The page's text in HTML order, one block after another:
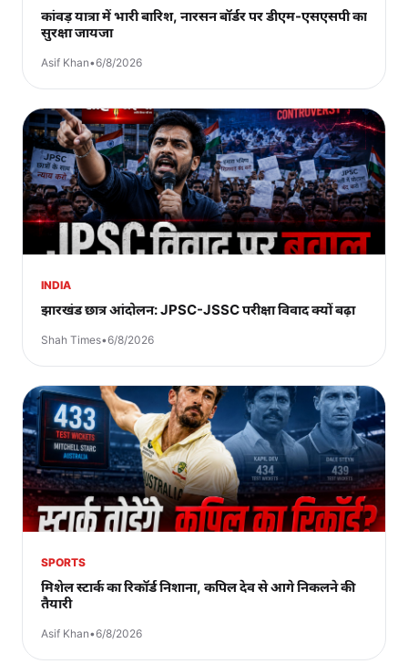
कांवड़ यात्रा में भारी बारिश, नारसन बॉर्डर पर डीएम-एसएसपी का
सुरक्षा जायजा
Asif Khan•6/8/2026
INDIA
झारखंड छात्र आंदोलन: JPSC-JSSC परीक्षा विवाद क्यों बढ़ा
Shah Times•6/8/2026
SPORTS
मिशेल स्टार्क का रिकॉर्ड निशाना, कपिल देव से आगे निकलने की
तैयारी
Asif Khan•6/8/2026